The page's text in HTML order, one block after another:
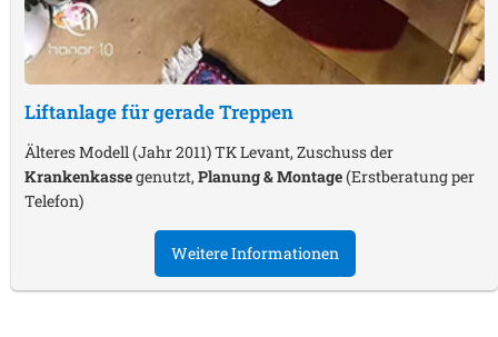
Liftanlage für gerade Treppen
Älteres Modell (Jahr 2011) TK Levant, Zuschuss der
Krankenkassegenutzt,Planung & Montage(Erstberatung per
Telefon)
Weitere Informationen